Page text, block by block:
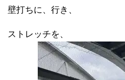
壁打ちに、行き、
ストレッチを、